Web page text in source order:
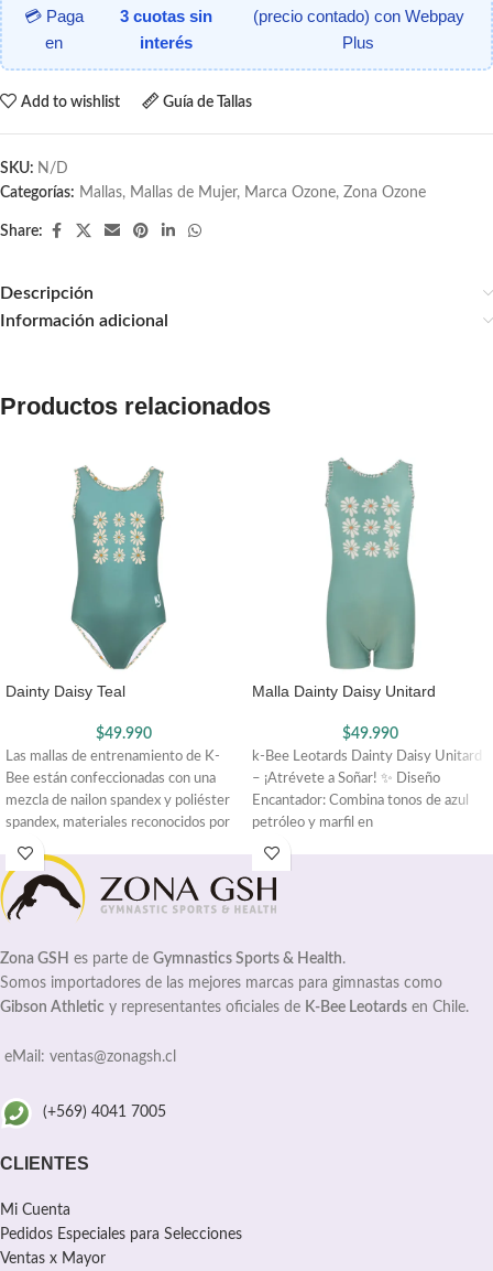
💳 Paga
en
3 cuotas sin
interés
(precio contado) con Webpay
Plus
Add to wishlist Guía de Tallas
SKU: N/D
Categorías: Mallas, Mallas de Mujer, Marca Ozone, Zona Ozone
Share:
Descripción
Información adicional
Productos relacionados
Dainty Daisy Teal
$49.990
Las mallas de entrenamiento de K-
Bee están confeccionadas con una
mezcla de nailon spandex y poliéster
spandex, materiales reconocidos por
Malla Dainty Daisy Unitard
$49.990
k-Bee Leotards Dainty Daisy Unitard
– ¡Atrévete a Soñar! ✨ Diseño
Encantador: Combina tonos de azul
petróleo y marfil en
Zona GSH es parte de Gymnastics Sports & Health.
Somos importadores de las mejores marcas para gimnastas como
Gibson Athletic y representantes oficiales de K-Bee Leotards en Chile.
eMail: ventas@zonagsh.cl
(+569) 4041 7005
CLIENTES
Mi Cuenta
Pedidos Especiales para Selecciones
Ventas x Mayor